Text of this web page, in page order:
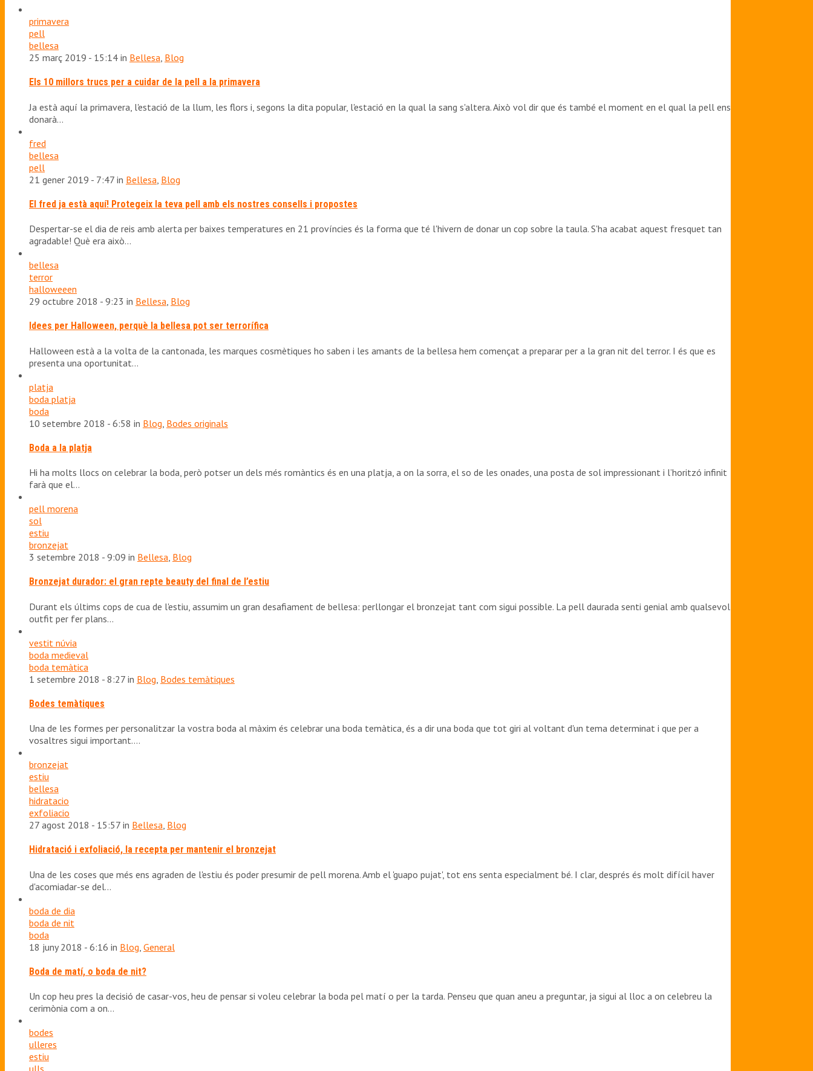
primavera
pell
bellesa
25 març 2019 - 15:14 in Bellesa, Blog
Els 10 millors trucs per a cuidar de la pell a la primavera
Ja està aquí la primavera, l'estació de la llum, les flors i, segons la dita popular, l'estació en la qual la sang s'altera. Això vol dir que és també el moment en el qual la pell ens
donarà…
fred
bellesa
pell
21 gener 2019 - 7:47 in Bellesa Blog
El fred ja està aquí! Protegeix la teva pell amb els nostres consells i propostes
Despertar-se el dia de reis amb alerta per baixes temperatures en 21 províncies és la forma que té l'hivern de donar un cop sobre la taula. S'ha acabat aquest fresquet tan
agradable! Què era això…
bellesa
terror
halloweeen
29 octubre 2018 - 9:23 in Bellesa, Blog
Idees per Halloween, perquè la bellesa pot ser terrorífica
Halloween està a la volta de la cantonada, les marques cosmètiques ho saben i les amants de la bellesa hem començat a preparar per a la gran nit del terror. I és que es
presenta una oportunitat…
platja
boda platja
boda
10 setembre 2018 - 6:58 in Blog Bodes originals
Boda a la platja
Hi ha molts llocs on celebrar la boda, però potser un dels més romàntics és en una platja, a on la sorra, el so de les onades, una posta de sol impressionant i l’horitzó infinit
farà que el…
pell morena
sol
estiu
bronzejat
3 setembre 2018 - 9:09 in Bellesa, Blog
Bronzejat durador: el gran repte beauty del final de l’estiu
Durant els últims cops de cua de l'estiu, assumim un gran desafiament de bellesa: perllongar el bronzejat tant com sigui possible. La pell daurada senti genial amb qualsevol
outfit per fer plans…
vestit núvia
boda medieval
boda temàtica
1 setembre 2018 - 8:27 in Blog Bodes temàtiques
Bodes temàtiques
Una de les formes per personalitzar la vostra boda al màxim és celebrar una boda temàtica, és a dir una boda que tot giri al voltant d'un tema determinat i que per a
vosaltres sigui important.…
bronzejat
estiu
bellesa
hidratacio
exfoliacio
27 agost 2018 - 15:57 in Bellesa, Blog
Hidratació i exfoliació, la recepta per mantenir el bronzejat
Una de les coses que més ens agraden de l'estiu és poder presumir de pell morena. Amb el 'guapo pujat', tot ens senta especialment bé. I clar, després és molt difícil haver
d'acomiadar-se del…
boda de dia
boda de nit
boda
18 juny 2018 - 6:16 in Blog General
Boda de matí, o boda de nit?
Un cop heu pres la decisió de casar-vos, heu de pensar si voleu celebrar la boda pel matí o per la tarda. Penseu que quan aneu a preguntar, ja sigui al lloc a on celebreu la
cerimònia com a on…
bodes
ulleres
estiu